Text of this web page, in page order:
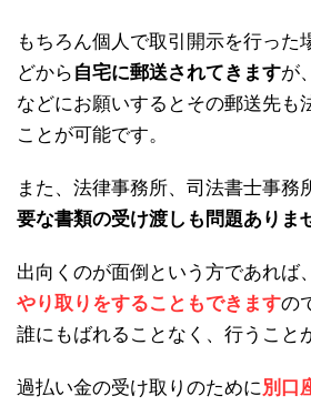
もちろん個人で取引開示を行った
どから 自宅に郵送されてきますが
などにお願いするとその郵送先も
ことが可能です。
また、法律事務所、司法書士事務
要な書類の受け渡しも問題ありま
出向くのが面倒という方であれば、
やり取りをすることもできますの
誰にもばれることなく、行うこと
過払い金の受け取りのために 別口